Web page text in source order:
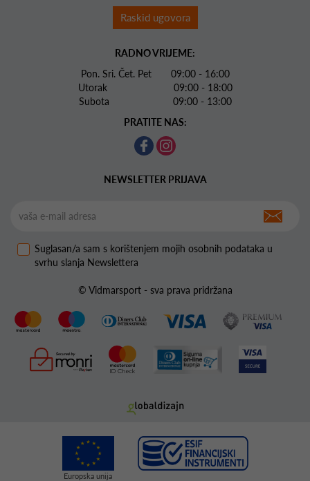
Raskid ugovora
RADNO VRIJEME:
Pon. Sri. Čet. Pet 09:00 - 16:00
Utorak 09:00 - 18:00
Subota 09:00 - 13:00
PRATITE NAS:
NEWSLETTER PRIJAVA
Suglasan/a sam s korištenjem mojih osobnih podataka u
svrhu slanja Newslettera
© Vidmarsport - sva prava pridržana